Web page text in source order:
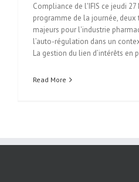
Compliance de l'IFIS ce jeudi
programme de la journée,
majeurs pour l'industrie
l’auto-régulation dans un
La gestion du lien d’intérêts en
Read More